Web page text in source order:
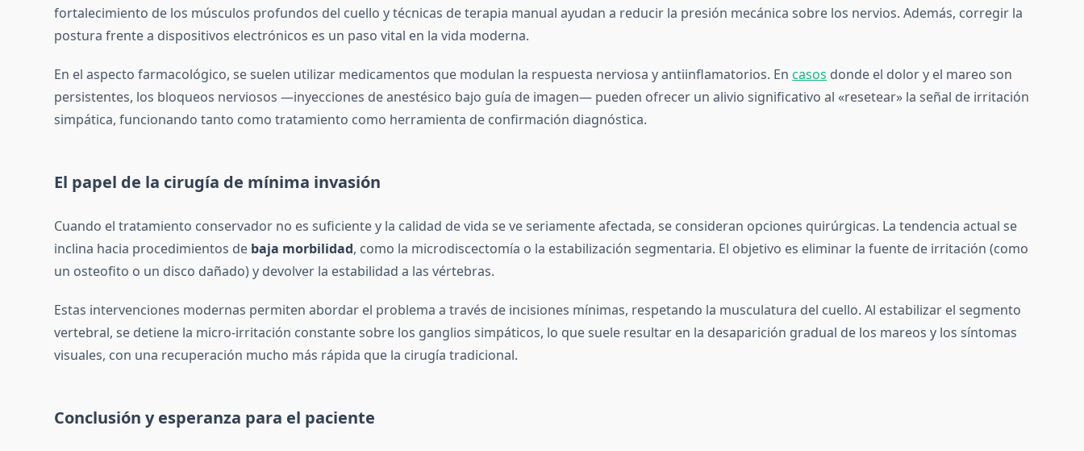
fortalecimiento de los músculos profundos del cuello y técnicas de terapia manual ayudan a reducir la presión mecánica sobre los nervios. Además, corregir la
postura frente a dispositivos electrónicos es un paso vital en la vida moderna.
En el aspecto farmacológico, se suelen utilizar medicamentos que modulan la respuesta nerviosa y antiinflamatorios. Encasos donde el dolor y el mareo son
persistentes, los bloqueos nerviosos —inyecciones de anestésico bajo guía de imagen— pueden ofrecer un alivio significativo al «resetear» la señal de irritación
simpática, funcionando tanto como tratamiento como herramienta de confirmación diagnóstica.
El papel de la cirugía de mínima invasión
Cuando el tratamiento conservador no es suficiente y la calidad de vida se ve seriamente afectada, se consideran opciones quirúrgicas. La tendencia actual se
inclina hacia procedimientos de baja morbilidad, como la microdiscectomía o la estabilización segmentaria. El objetivo es eliminar la fuente de irritación (como
un osteofito o un disco dañado) y devolver la estabilidad a las vértebras.
Estas intervenciones modernas permiten abordar el problema a través de incisiones mínimas, respetando la musculatura del cuello. Al estabilizar el segmento
vertebral, se detiene la micro-irritación constante sobre los ganglios simpáticos, lo que suele resultar en la desaparición gradual de los mareos y los síntomas
visuales, con una recuperación mucho más rápida que la cirugía tradicional.
Conclusión y esperanza para el paciente